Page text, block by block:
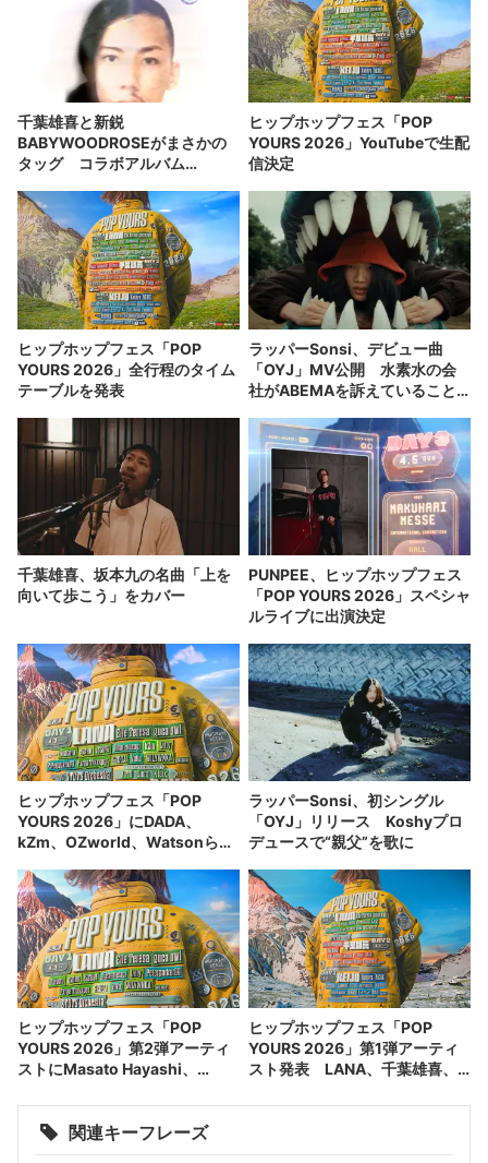
千葉雄喜と新鋭
BABYWOODROSEがまさかの
タッグ コラボアルバム
ヒップホップフェス「POP
YOURS 2026」YouTubeで生配
信決定
ヒップホップフェス「POP
YOURS 2026」全行程のタイム
テーブルを発表
ラッパーSonsi、デビュー曲
「OYJ」MV公開 水素水の会
社がABEMAを訴えていること
千葉雄喜、坂本九の名曲「上を
向いて歩こう」をカバー
PUNPEE、ヒップホップフェス
「POP YOURS 2026」スペシャ
ルライブに出演決定
ヒップホップフェス「POP
YOURS 2026」にDADA、
kZm、OZworld、Watsonら出
ラッパーSonsi、初シングル
「OYJ」リリース Koshyプロ
デュースで“親父”を歌に
ヒップホップフェス「POP
YOURS 2026」第2弾アーティ
ストにMasato Hayashi、
ヒップホップフェス「POP
YOURS 2026」第1弾アーティ
スト発表 LANA、千葉雄喜、
関連キーフレーズ